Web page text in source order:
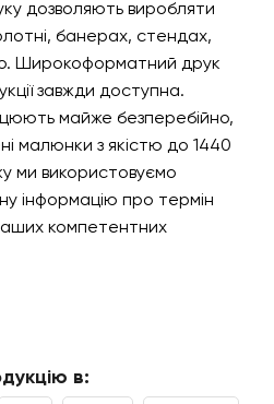
дозволяють виробляти
банерах, стендах,
Широкоформатний друк
завжди доступна.
майже безперебійно,
малюнки з якістю до 1440
ми використовуємо
інформацію про термін
компетентних
в: